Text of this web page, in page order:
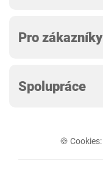
Pro zákazníky
Spolupráce
🍪 Cookies: